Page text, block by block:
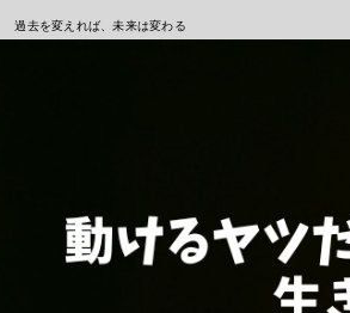
過去を変えれば、未来は変わる